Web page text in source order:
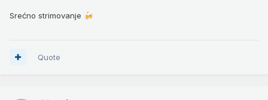
Srećno strimovanje 🍻
Quote